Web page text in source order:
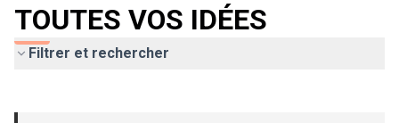
TOUTES VOS IDÉES
Filtrer et rechercher